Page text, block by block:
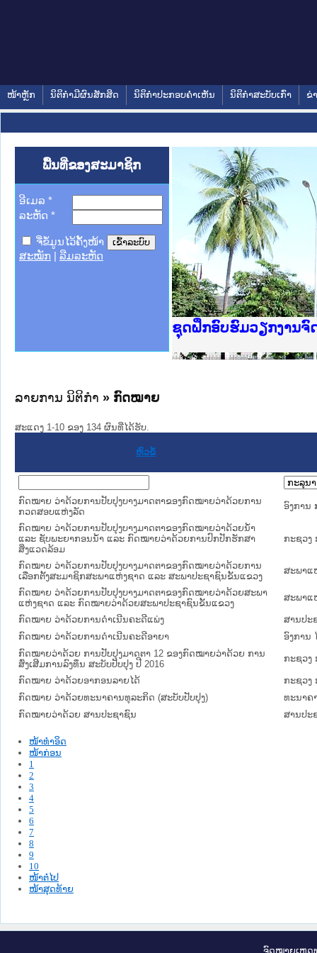
ໜ້າຫຼັກ ນິຕິກໍາມີຜົນສັກສິດ ນິຕິກໍາປະກອບຄໍາເຫັນ ນິຕິກໍາສະບັບເກົ່າ ຂ່
ພື້ນທີ່ຂອງສະມາຊິກ
ອີເມລ *
ລະຫັດ *
ຈື່ຂໍ້ມູນໄວ້ຄັ້ງໜ້າ
ສະໝັກ
ລືມລະຫັດ
Ministry of Justice
ເຜີຍແຜ່ວັບໄຊຈົດໝາຍເ
ກະຊວງຍຸຕິທຳ
ຊຸດຝຶກອົບຮົມວຽກງານຈົ
ກອງປະຊຸມທົບທວນຄືນກ
ຝຶກອົບຮົມ ຜູ່ປະສານງາ
ຝຶກອົບຮົມ ຜູ່ປະສານງາ
ເຜີຍແຜ່ແອັບກົດໝາຍລາ
ເຜີຍແຜ່ແອັບກົດໝາຍລາ
ຍົກລະດັບວຽກງານຈົດໝ
ຊຸດຝຶກອົບຮົມວຽກງານຈົ
ລາຍການ ນິຕິກໍາ » ກົດໝາຍ
ສະແດງ 1-10 ຂອງ 134 ຜົນທີ່ໄດ້ຮັບ.
ຫົວຂໍ້
ກົດໝາຍ ວ່າດ້ວຍການປັບປຸງບາງມາດຕາຂອງກົດໝາຍວ່າດ້ວຍການ
ກວດສອບແຫ່ງລັດ
ອົງການ
ກົດໝາຍ ວ່າດ້ວຍການປັບປຸງບາງມາດຕາຂອງກົດໝາຍວ່າດ້ວຍນໍ້າ
ແລະ ຊັບພະຍາກອນນໍ້າ ແລະ ກົດໝາຍວ່າດ້ວຍການປົກປັກຮັກສາ
ສິ່ງແວດລ້ອມ
ກະຊວງ
ກົດໝາຍ ວ່າດ້ວຍການປັບປຸງບາງມາດຕາຂອງກົດໝາຍວ່າດ້ວຍການ
ເລືອກຕັ້ງສະມາຊິກສະພາແຫ່ງຊາດ ແລະ ສະພາປະຊາຊົນຂັ້ນແຂວງ
ສະພາແ
ກົດໝາຍ ວ່າດ້ວຍການປັບປຸງບາງມາດຕາຂອງກົດໝາຍວ່າດ້ວຍສະພາ
ແຫ່ງຊາດ ແລະ ກົດໝາຍວ່າດ້ວຍສະພາປະຊາຊົນຂັ້ນແຂວງ
ສະພາແ
ກົດໝາຍ ວ່າດ້ວຍການດໍາເນີນຄະດີແພ່ງ
ສານປະ
ກົດໝາຍ ວ່າດ້ວຍການດໍາເນີນຄະດີອາຍາ
ອົງການ
ກົດໝາຍວ່າດ້ວຍ ການປັບປຸງມາດຕາ 12 ຂອງກົດໝາຍວ່າດ້ວຍ ການ
ສົ່ງເສີມການລົງທຶນ ສະບັບປັບປຸງ ປີ 2016
ກະຊວງ
ກົດໝາຍ ວ່າດ້ວຍອາກອນລາຍໄດ້
ກະຊວງ
ກົດໝາຍ ວ່າດ້ວຍທະນາຄານທຸລະກິດ (ສະບັບປັບປຸງ)
ທະນາຄ
ກົດໝາຍວ່າດ້ວຍ ສານປະຊາຊົນ
ສານປະ
ໜ້າທໍາອິດ
ໜ້າກ່ອນ
1
2
3
4
5
6
7
8
9
10
ໜ້າຕໍ່ໄປ
ໜ້າສຸດທ້າຍ
ຈົດ​ໝາຍ​ເຫດ​